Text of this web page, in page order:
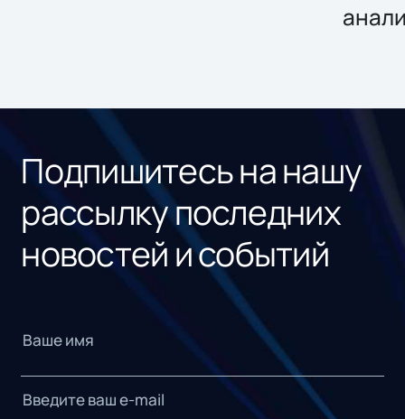
Подпишитесь на нашу
рассылку последних
новостей и событий